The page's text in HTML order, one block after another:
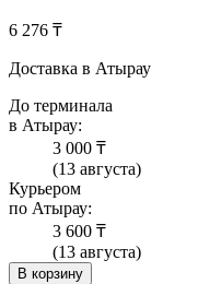
6 276 ₸
Доставка в Атырау
До терминала
в Атырау:
3 000 ₸
(13 августа)
Курьером
по Атырау:
3 600 ₸
(13 августа)
В корзину